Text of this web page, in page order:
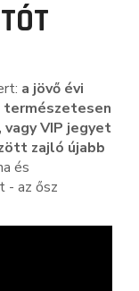
a jövő évi
VIP jegyet
zajló újabb
és
- az ősz